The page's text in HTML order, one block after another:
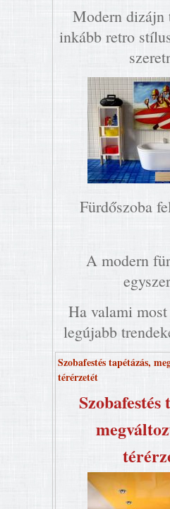
Modern dizájn
inkább retro
Fürdőszoba
A modern
Ha valami
legújabb
Szobafestés tapétázás,
térérzetét
Szobafestés